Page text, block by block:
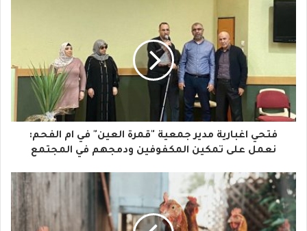
ب
ي
د
ك
ا
إ
ل
ك
فتحي اغبارية مدير جمعية "قمرة العين" في ام الفحم:
نعمل على تمكين المكفوفين ودمجهم في المجتمع